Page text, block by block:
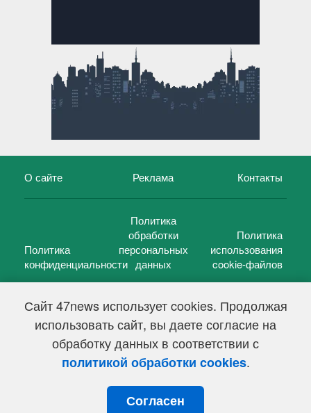
Сайт 47news использует cookies. Продолжая
использовать сайт, вы даете согласие на
обработку данных в соответствии с
политикой обработки cookies.
Согласен
О сайте Реклама Контакты
Политика
конфиденциальности
Политика
обработки
персональных
данных
Политика
использования
cookie-файлов
47 новостей (47 news)2005 — 2026 г.
Свидетельство о регистрации СМИ Эл № ФС 77-39848, выдано
Федеральной службой по надзору в сфере связи,
информационных технологий и массовых коммуникаций